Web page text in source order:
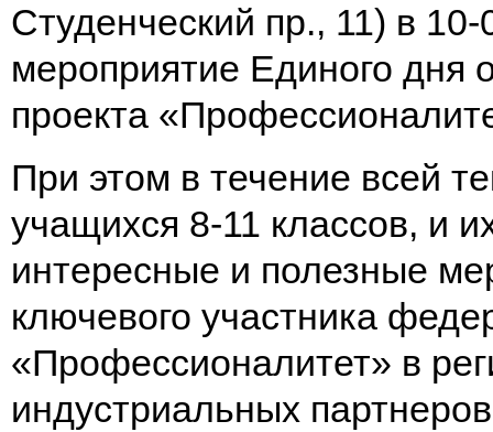
Студенческий пр., 11) в
мероприятие Единого дня
проекта
При этом в течение всей
учащихся 8-11 классов, и
интересные и полезные
ключевого участника
«Профессионалитет» в
индустриальных